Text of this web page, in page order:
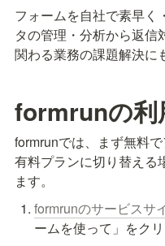
フォームを自社で素早く
タの管理・分析から返信
関わる業務の課題解決に
formrunの利
formrunでは、まず無料
有料プランに切り替える
ます。
formrunのサービスサ
ームを使って」をク